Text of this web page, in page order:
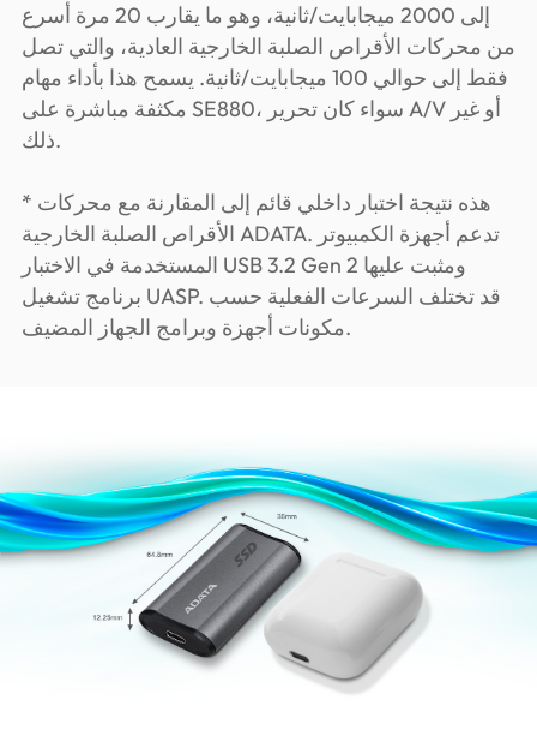
إلى 2000 ميجابايت/ثانية، وهو ما يقارب 20 مرة أسرع
من محركات الأقراص الصلبة الخارجية العادية، والتي تصل
فقط إلى حوالي 100 ميجابايت/ثانية. يسمح هذا بأداء مهام
مكثفة مباشرة على SE880، سواء كان تحرير A/V أو غير
ذلك.
* هذه نتيجة اختبار داخلي قائم إلى المقارنة مع محركات
الأقراص الصلبة الخارجية ADATA. تدعم أجهزة الكمبيوتر
المستخدمة في الاختبار USB 3.2 Gen 2 ومثبت عليها
برنامج تشغيل UASP. قد تختلف السرعات الفعلية حسب
مكونات أجهزة وبرامج الجهاز المضيف.